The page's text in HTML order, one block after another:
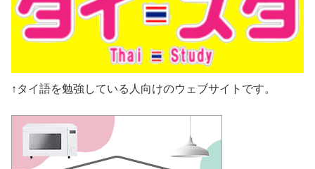
↑タイ語を勉強している人向けのウェブサイトです。